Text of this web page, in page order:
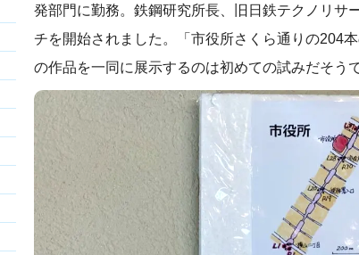
発部門に勤務。鉄鋼研究所長、旧日鉄テクノリサ
チを開始されました。「市役所さくら通りの204
の作品を一同に展示するのは初めての試みだそうで